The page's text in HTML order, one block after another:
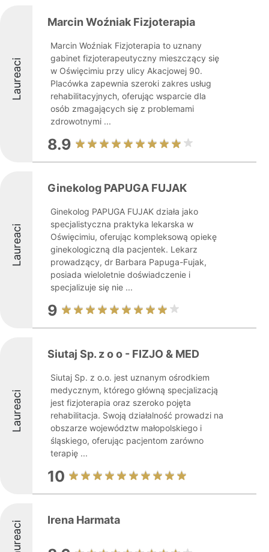
Laureaci
Marcin Woźniak Fizjoterapia
Marcin Woźniak Fizjoterapia to uznany
gabinet fizjoterapeutyczny mieszczący się
w Oświęcimiu przy ulicy Akacjowej 90.
Placówka zapewnia szeroki zakres usług
rehabilitacyjnych, oferując wsparcie dla
osób zmagających się z problemami
zdrowotnymi ...
8.9
Laureaci
Ginekolog PAPUGA FUJAK
Ginekolog PAPUGA FUJAK działa jako
specjalistyczna praktyka lekarska w
Oświęcimiu, oferując kompleksową opiekę
ginekologiczną dla pacjentek. Lekarz
prowadzący, dr Barbara Papuga-Fujak,
posiada wieloletnie doświadczenie i
specjalizuje się nie ...
9
Laureaci
Siutaj Sp. z o o - FIZJO & MED
Siutaj Sp. z o.o. jest uznanym ośrodkiem
medycznym, którego główną specjalizacją
jest fizjoterapia oraz szeroko pojęta
rehabilitacja. Swoją działalność prowadzi na
obszarze województw małopolskiego i
śląskiego, oferując pacjentom zarówno
terapię ...
10
Laureaci Irena Harmata